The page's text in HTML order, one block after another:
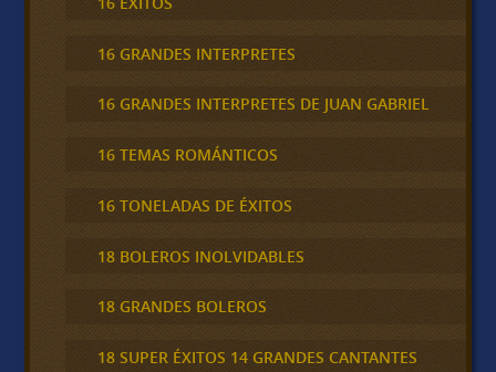
16 GRANDES INTERPRETES
16 GRANDES INTERPRETES DE JUAN GABRIEL
16 TEMAS ROMÁNTICOS
16 TONELADAS DE ÉXITOS
18 BOLEROS INOLVIDABLES
18 GRANDES BOLEROS
18 SUPER ÉXITOS 14 GRANDES CANTANTES